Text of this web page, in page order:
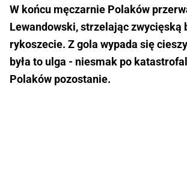
W końcu męczarnie Polaków
Lewandowski, strzelając zwycięską
rykoszecie. Z gola wypada się
była to ulga - niesmak po
Polaków pozostanie.